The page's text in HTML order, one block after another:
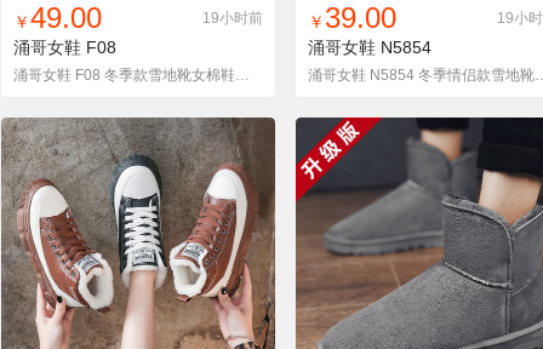
找同款 加入铺货单 收藏
￥49.00 19小时前
涌哥女鞋 F08
涌哥女鞋 F08 冬季款雪地靴女棉鞋高帮网红潮户外加绒保暖鞋
找同款 加入铺货单 收藏
￥ 39.00 19小
涌哥女鞋 N5854
涌哥女鞋 N5854 冬季